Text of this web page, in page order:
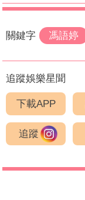
關鍵字 馮語婷
追蹤娛樂星聞
下載APP
追蹤